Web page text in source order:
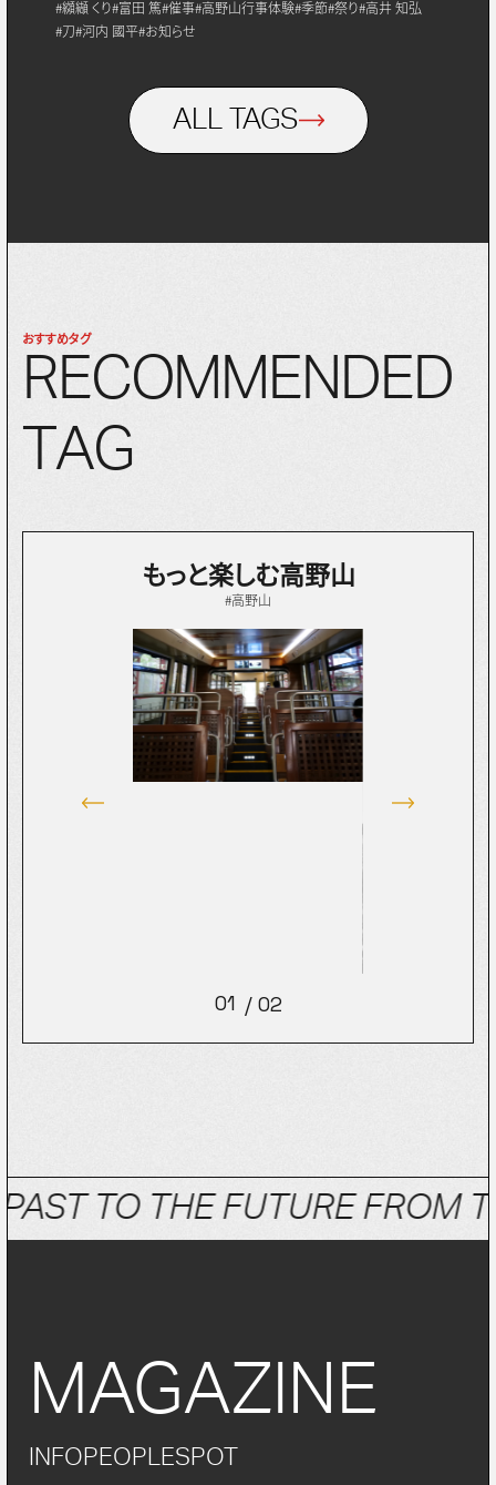
#纐纈 くり#富田 篤#催事#高野山行事体験#季節#祭り#高井 知弘
#刀#河内 國平#お知らせ
ALL TAGS
おすすめタグ
RECOM M EN DED
AG
もっと楽しむ高野山
#高野山
01 / 02
TO THE FUTURE FROM
MAGAZINE
INFOPEOPLESPOT